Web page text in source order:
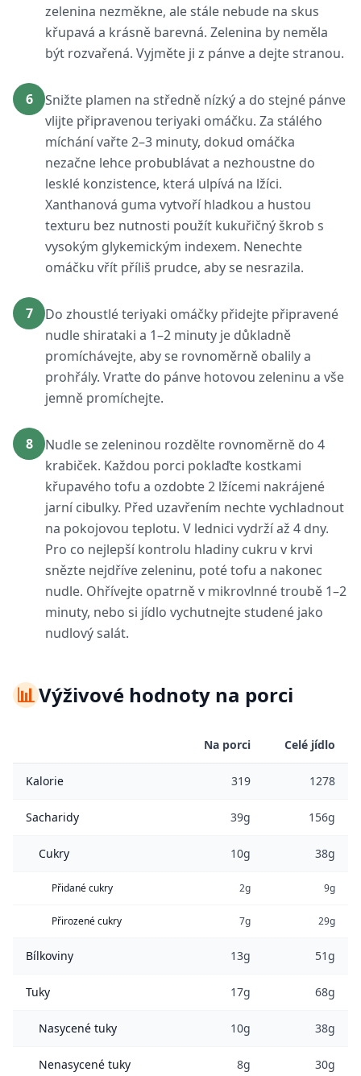
zelenina nezměkne, ale stále nebude na skus
křupavá a krásně barevná. Zelenina by neměla
být rozvařená. Vyjměte ji z pánve a dejte stranou.
6
Snižte plamen na středně nízký a do stejné pánve
vlijte připravenou teriyaki omáčku. Za stálého
míchání vařte 2–3 minuty, dokud omáčka
nezačne lehce probublávat a nezhoustne do
lesklé konzistence, která ulpívá na lžíci.
Xanthanová guma vytvoří hladkou a hustou
texturu bez nutnosti použít kukuřičný škrob s
vysokým glykemickým indexem. Nenechte
omáčku vřít příliš prudce, aby se nesrazila.
7
Do zhoustlé teriyaki omáčky přidejte připravené
nudle shirataki a 1–2 minuty je důkladně
promíchávejte, aby se rovnoměrně obalily a
prohřály. Vraťte do pánve hotovou zeleninu a vše
jemně promíchejte.
8
Nudle se zeleninou rozdělte rovnoměrně do 4
krabiček. Každou porci poklaďte kostkami
křupavého tofu a ozdobte 2 lžícemi nakrájené
jarní cibulky. Před uzavřením nechte vychladnout
na pokojovou teplotu. V lednici vydrží až 4 dny.
Pro co nejlepší kontrolu hladiny cukru v krvi
snězte nejdříve zeleninu, poté tofu a nakonec
nudle. Ohřívejte opatrně v mikrovlnné troubě 1–2
minuty, nebo si jídlo vychutnejte studené jako
nudlový salát.
📊Výživové hodnoty na porci
Na porci Celé jídlo
Kalorie 319 1278
Sacharidy 39g 156g
Cukry 10g 38g
Přidané cukry 2g 9g
Přirozené cukry 7g 29g
Bílkoviny 13g 51g
Tuky 17g 68g
Nasycené tuky 10g 38g
Nenasycené tuky 8g 30g